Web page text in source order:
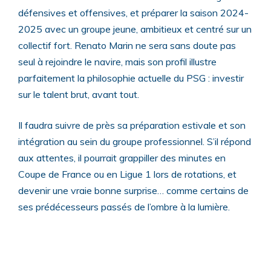
défensives et offensives, et préparer la saison 2024-
2025 avec un groupe jeune, ambitieux et centré sur un
collectif fort. Renato Marin ne sera sans doute pas
seul à rejoindre le navire, mais son profil illustre
parfaitement la philosophie actuelle du PSG : investir
sur le talent brut, avant tout.
Il faudra suivre de près sa préparation estivale et son
intégration au sein du groupe professionnel. S’il répond
aux attentes, il pourrait grappiller des minutes en
Coupe de France ou en Ligue 1 lors de rotations, et
devenir une vraie bonne surprise… comme certains de
ses prédécesseurs passés de l’ombre à la lumière.